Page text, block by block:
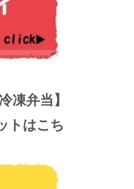
凍弁当】
トはこち